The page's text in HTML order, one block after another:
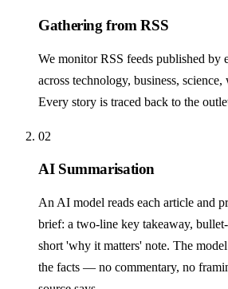
Gathering from RSS
We monitor RSS feeds published by
across technology, business,
Every story is traced back to the
02
AI Summarisation
An AI model reads each article and
brief: a two-line key takeaway,
short 'why it matters' note. The
the facts — no commentary, no